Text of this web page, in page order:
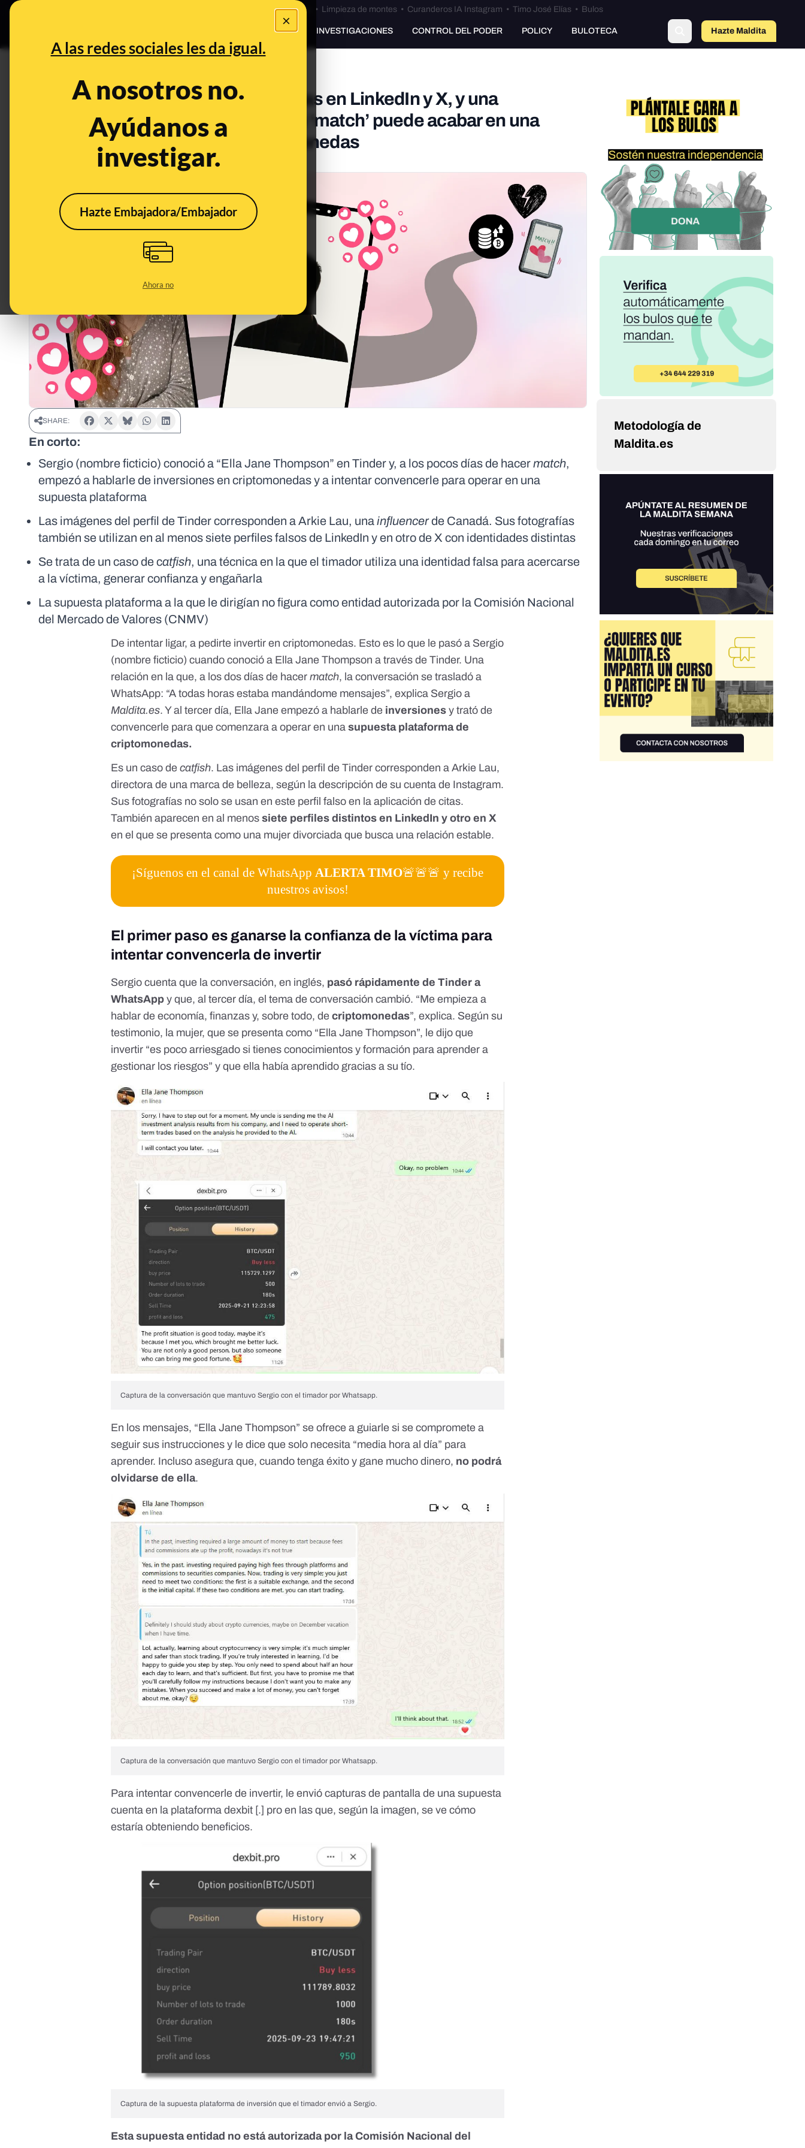
×
A las redes sociales les da igual.
A nosotros no.
Ayúdanos a
investigar.
Hazte Embajadora/Embajador
Ahora no
Bulos Ceuta • Limpieza de montes• Curanderos IA Instagram • Timo José Elías• Bulos
PREBUNKING INVESTIGACIONES CONTROL DEL PODER POLICY BULOTECA Hazte Maldito
Un perfil falso en Tinder, con réplicas en LinkedIn y X, y una
plataforma no autorizada: cómo un ‘match’ puede acabar en una
propuesta para invertir en criptomonedas
Mar 2, 2026, 12:38:43 PM
SHARE:
En corto:
Sergio (nombre ficticio) conoció a “Ella Jane Thompson” en Tinder y, a los pocos días de hacermatch,
empezó a hablarle de inversiones en criptomonedas y a intentar convencerle para operar en una
supuesta plataforma
Las imágenes del perfil de Tinder corresponden a Arkie Lau, unainfluencerde Canadá. Sus fotografías
también se utilizan en al menos siete perfiles falsos de LinkedIn y en otro de X con identidades distintas
Se trata de un caso de catfish, una técnica en la que el timador utiliza una identidad falsa para acercarse
a la víctima, generar confianza y engañarla
La supuesta plataforma a la que le dirigían no figura como entidad autorizada por la Comisión Nacional
del Mercado de Valores (CNMV)
De intentar ligar, a pedirte invertir en criptomonedas. Esto es lo que le pasó a Sergio
(nombre ficticio) cuando conoció a Ella Jane Thompson a través de Tinder. Una
relación en la que, a los dos días de hacermatch, la conversación se trasladó a
WhatsApp: “A todas horas estaba mandándome mensajes”, explica Sergio a
Maldita.es. Y al tercer día, Ella Jane empezó a hablarle de inversiones y trató de
convencerle para que comenzara a operar en unasupuesta plataforma de
criptomonedas.
Es un caso decatfish. Las imágenes del perfil de Tinder corresponden a Arkie Lau,
directora de una marca de belleza, según la descripción de sucuenta de Instagram.
Sus fotografías no solo se usan en este perfil falso en la aplicación de citas.
También aparecen en al menossiete perfiles distintos en LinkedIn y otro en X
en el que se presenta como una mujer divorciada que busca una relación estable.
¡Síguenos en el canal de WhatsAppALERTA TIMO🚨🚨🚨 y recibe
nuestros avisos!
El primer paso es ganarse la confianza de la víctima para
intentar convencerla de invertir
Sergio cuenta que la conversación, en inglés, pasó rápidamente de Tinder a
WhatsApp y que, al tercer día, el tema de conversación cambió. “Me empieza a
hablar de economía, finanzas y, sobre todo, decriptomonedas”, explica. Según su
testimonio, la mujer, que se presenta como “Ella Jane Thompson”, le dijo que
invertir “es poco arriesgado si tienes conocimientos y formación para aprender a
gestionar los riesgos” y que ella había aprendido gracias a su tío.
Captura de la conversación que mantuvo Sergio con el timador por Whatsapp.
En los mensajes, “Ella Jane Thompson” se ofrece a guiarle si se compromete a
seguir sus instrucciones y le dice que solo necesita “media hora al día” para
aprender. Incluso asegura que, cuando tenga éxito y gane mucho dinero, no podrá
olvidarse de ella.
Captura de la conversación que mantuvo Sergio con el timador por Whatsapp.
Para intentar convencerle de invertir, le envió capturas de pantalla de una supuesta
cuenta en la plataforma dexbit [.] pro en las que, según la imagen, se ve cómo
estaría obteniendo beneficios.
Captura de la supuesta plataforma de inversión que el timador envió a Sergio.
Esta supuesta entidad no está autorizada por laComisión Nacional del
Metodología de
Maldita.es